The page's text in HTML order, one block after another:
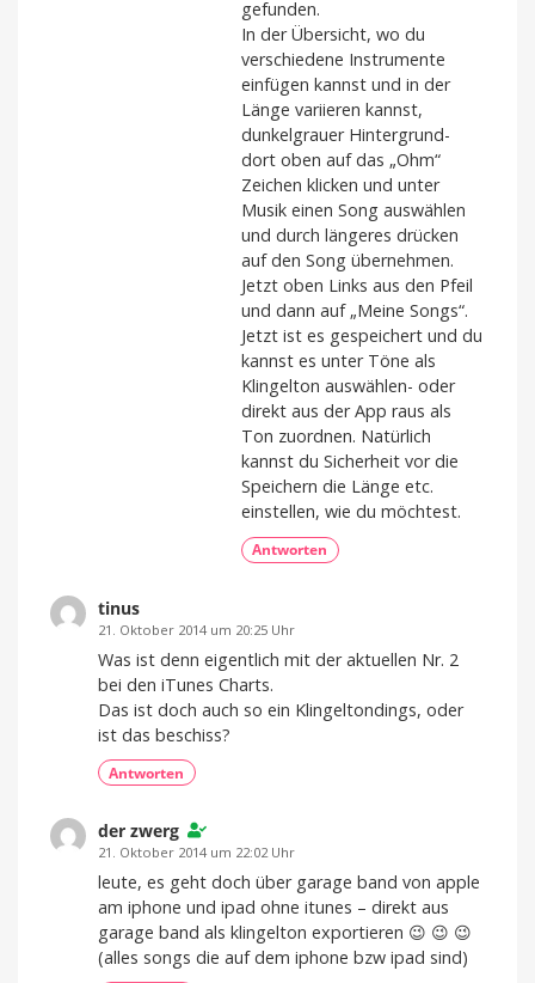
gefunden.
In der Übersicht, wo du
verschiedene Instrumente
einfügen kannst und in der
Länge variieren kannst,
dunkelgrauer Hintergrund-
dort oben auf das „Ohm“
Zeichen klicken und unter
Musik einen Song auswählen
und durch längeres drücken
auf den Song übernehmen.
Jetzt oben Links aus den Pfeil
und dann auf „Meine Songs“.
Jetzt ist es gespeichert und du
kannst es unter Töne als
Klingelton auswählen- oder
direkt aus der App raus als
Ton zuordnen. Natürlich
kannst du Sicherheit vor die
Speichern die Länge etc.
einstellen, wie du möchtest.
Antworten
tinus
21. Oktober 2014 um 20:25 Uhr
Was ist denn eigentlich mit der aktuellen Nr. 2
bei den iTunes Charts.
Das ist doch auch so ein Klingeltondings, oder
ist das beschiss?
Antworten
der zwerg
21. Oktober 2014 um 22:02 Uhr
leute, es geht doch über garage band von apple
am iphone und ipad ohne itunes – direkt aus
garage band als klingelton exportieren 😉 😉 😉
(alles songs die auf dem iphone bzw ipad sind)